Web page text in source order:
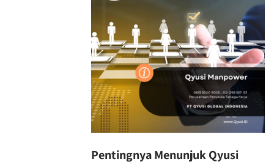
Pentingnya Menunjuk Qyusi